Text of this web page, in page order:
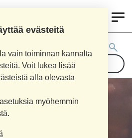
evästeitä
vain toiminnan kannalta
Voit lukea lisää
alla olevasta
myöhemmin